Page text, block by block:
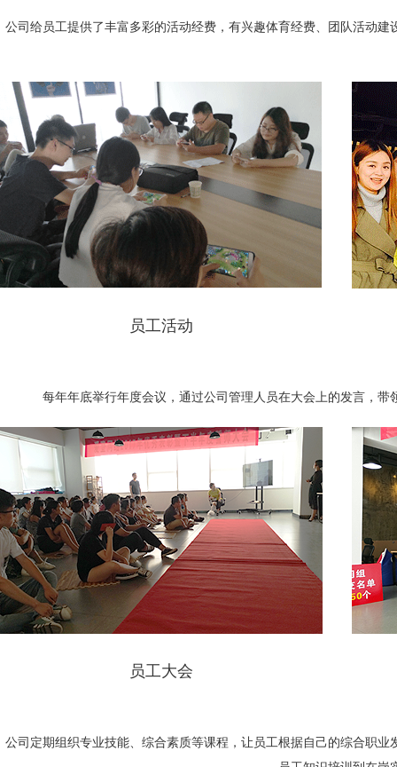
公司给员工提供了丰富多彩的活动经费，有兴趣体育经费、团队活动
员工活动
每年年底举行年度会议，通过公司管理人员在大会上的发言，
员工大会
公司定期组织专业技能、综合素质等课程，让员工根据自己的综合职